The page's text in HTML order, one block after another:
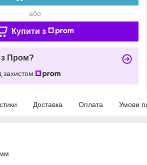
або
Купити з
з Пром?
захистом
Доставка Оплата Умови